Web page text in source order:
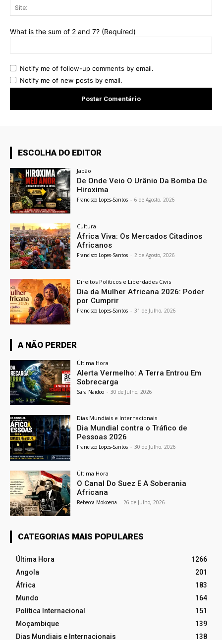
What is the sum of 2 and 7? (Required)
Notify me of follow-up comments by email.
Notify me of new posts by email.
ESCOLHA DO EDITOR
Japão
De Onde Veio O Urânio Da Bomba De
Hiroxima
Francisco Lopes-Santos - 6 de Agosto, 2026
Cultura
África Viva: Os Mercados Citadinos
Africanos
Francisco Lopes-Santos - 2 de Agosto, 2026
Direitos Políticos e Liberdades Civis
Dia da Mulher Africana 2026: Poder
por Cumprir
Francisco Lopes-Santos - 31 de Julho, 2026
A NÃO PERDER
Última Hora
Alerta Vermelho: A Terra Entrou Em
Sobrecarga
Sara Naidoo - 30 de Julho, 2026
Dias Mundiais e Internacionais
Dia Mundial contra o Tráfico de
Pessoas 2026
Francisco Lopes-Santos - 30 de Julho, 2026
Última Hora
O Canal Do Suez E A Soberania
Africana
Rebecca Mokoena - 26 de Julho, 2026
CATEGORIAS MAIS POPULARES
Última Hora
1266
Angola
201
África
183
Mundo
164
Política Internacional
151
Moçambique
139
Dias Mundiais e Internacionais
138